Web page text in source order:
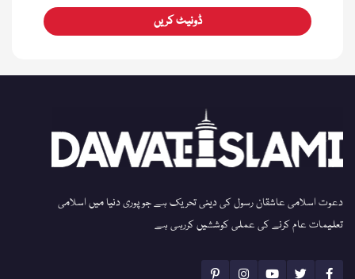
ڈونیٹ کریں
دعوت اسلامی عاشقان رسول کی دینی تحریک ہے جو پوری دنیا میں اسلامی
تعلیمات عام کرنے کی عملی کوششیں کررہی ہے